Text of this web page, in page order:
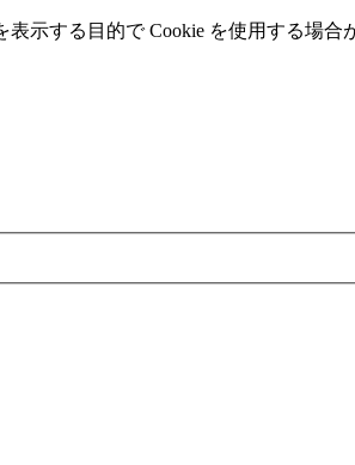
⽰する⽬的で Cookie を使⽤する場合